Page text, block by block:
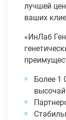
лучшей
ваших
«ИнЛаб
Более 1